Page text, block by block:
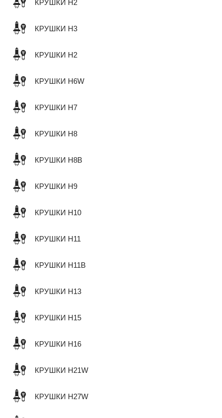
КРУШКИ H2
КРУШКИ H3
КРУШКИ H2
КРУШКИ H6W
КРУШКИ H7
КРУШКИ H8
КРУШКИ H8B
КРУШКИ H9
КРУШКИ H10
КРУШКИ H11
КРУШКИ H11B
КРУШКИ H13
КРУШКИ H15
КРУШКИ H16
КРУШКИ H21W
КРУШКИ H27W